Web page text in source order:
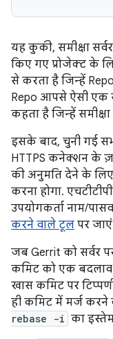
यह कुकी, समीक्षा
किए गए प्रोजेक्ट के
से करता है जिन्हें
Repo आपसे ऐसी एक
कहता है जिन्हें
इसके बाद, चुनी गई
HTTPS कनेक्शन के
की अनुमति देने के
करना होगा.
उपयोगकर्ता नाम/
करने वाले टूल पर
जब Gerrit को सर्वर
कमिट को एक बदलाव
खास कमिट पर
ही कमिट में मर्ज
rebase -i का